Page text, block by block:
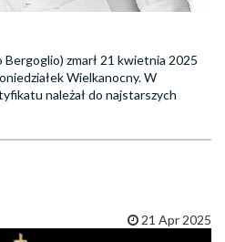
Bergoglio) zmarł 21 kwietnia 2025
Wielkanocny. W
należał do najstarszych
21 Apr 2025